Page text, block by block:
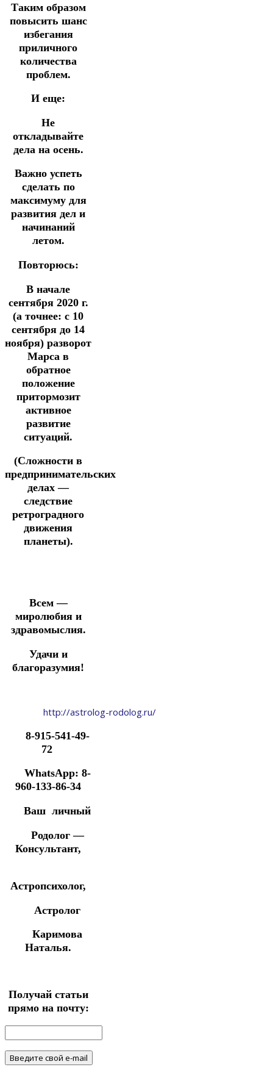
Таким образом
повысить шанс
избегания
приличного
количества
проблем.
И еще:
Не
откладывайте
дела на осень.
Важно успеть
сделать по
максимуму для
развития дел и
начинаний
летом.
Повторюсь:
В начале
сентября 2020 г.
(а точнее: с 10
сентября до 14
ноября) разворот
Марса в
обратное
положение
притормозит
активное
развитие
ситуаций.
(Сложности в
предпринимательских
делах —
следствие
ретроградного
движения
планеты).
Всем —
миролюбия и
здравомыслия.
Удачи и
благоразумия!
http://astrolog-rodolog.ru/
8-915-541-49-
72
WhatsApp: 8-
960-133-86-34
Ваш личный
Родолог —
Консультант,
Астропсихолог,
Астролог
Каримова
Наталья.
Получай статьи
прямо на почту: